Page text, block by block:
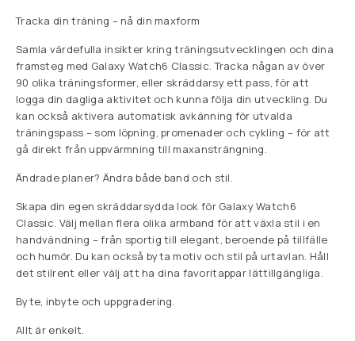
Tracka din träning – nå din maxform
Samla värdefulla insikter kring träningsutvecklingen och dina
framsteg med Galaxy Watch6 Classic. Tracka någan av över
90 olika träningsformer, eller skräddarsy ett pass, för att
logga din dagliga aktivitet och kunna följa din utveckling. Du
kan också aktivera automatisk avkänning för utvalda
träningspass – som löpning, promenader och cykling – för att
gå direkt från uppvärmning till maxansträngning.
Ändrade planer? Ändra både band och stil.
Skapa din egen skräddarsydda look för Galaxy Watch6
Classic. Välj mellan flera olika armband för att växla stil i en
handvändning – från sportig till elegant, beroende på tillfälle
och humör. Du kan också byta motiv och stil på urtavlan. Håll
det stilrent eller välj att ha dina favoritappar lättillgängliga.
Byte, inbyte och uppgradering.
Allt är enkelt.